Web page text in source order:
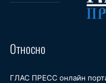
Относно
ГЛАС ПРЕСС онлайн